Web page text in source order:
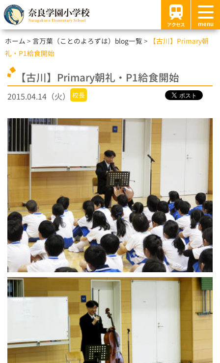
アクセス menu
ホーム 言万葉（ことのよろずは）blog一覧
【古川】Primary朝
礼・P1給食開始
【古川】Primary朝礼・P1給食開始
2015.04.14（火） 校長